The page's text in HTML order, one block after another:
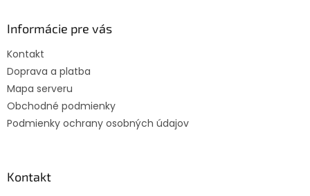
Informácie pre vás
Kontakt
Doprava a platba
Mapa serveru
Obchodné podmienky
Podmienky ochrany osobných údajov
Kontakt